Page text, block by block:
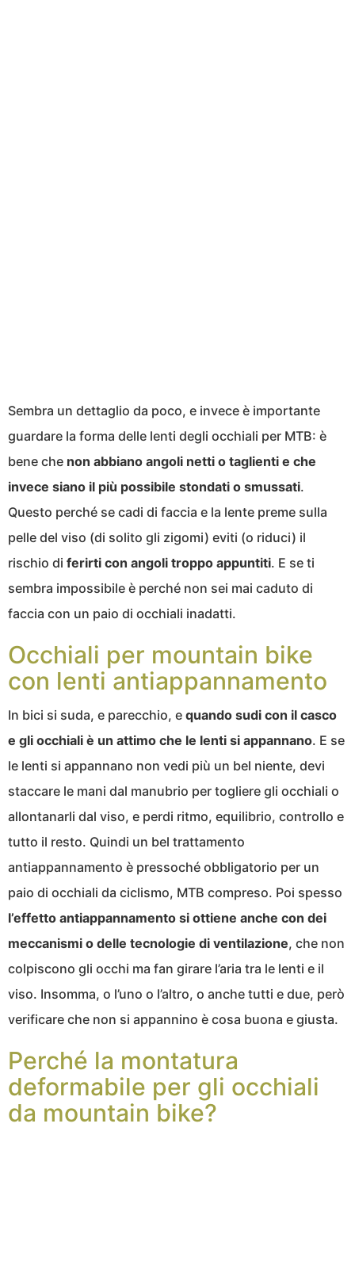
Sembra un dettaglio da poco, e invece è importante
guardare la forma delle lenti degli occhiali per MTB: è
bene che non abbiano angoli netti o taglienti e che
invece siano il più possibile stondati o smussati.
Questo perché se cadi di faccia e la lente preme sulla
pelle del viso (di solito gli zigomi) eviti (o riduci) il
rischio di ferirti con angoli troppo appuntiti. E se ti
sembra impossibile è perché non sei mai caduto di
faccia con un paio di occhiali inadatti.
Occhiali per mountain bike
con lenti antiappannamento
In bici si suda, e parecchio, e quando sudi con il casco
e gli occhiali è un attimo che le lenti si appannano. E se
le lenti si appannano non vedi più un bel niente, devi
staccare le mani dal manubrio per togliere gli occhiali o
allontanarli dal viso, e perdi ritmo, equilibrio, controllo e
tutto il resto. Quindi un bel trattamento
antiappannamento è pressoché obbligatorio per un
paio di occhiali da ciclismo, MTB compreso. Poi spesso
l’effetto antiappannamento si ottiene anche con dei
meccanismi o delle tecnologie di ventilazione, che non
colpiscono gli occhi ma fan girare l’aria tra le lenti e il
viso. Insomma, o l’uno o l’altro, o anche tutti e due, però
verificare che non si appannino è cosa buona e giusta.
Perché la montatura
deformabile per gli occhiali
da mountain bike?